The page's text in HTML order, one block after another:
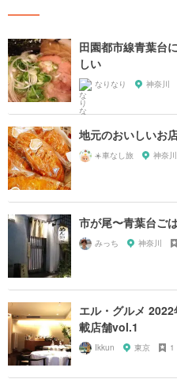
田園都市線青葉台
しい
なりなり 神奈川
地元のおいしいお
☀️車なし旅 神奈川
市が尾〜青葉台ご
みっち 神奈川
エル・グルメ
載店舗vol.1
Ikkun 東京 1